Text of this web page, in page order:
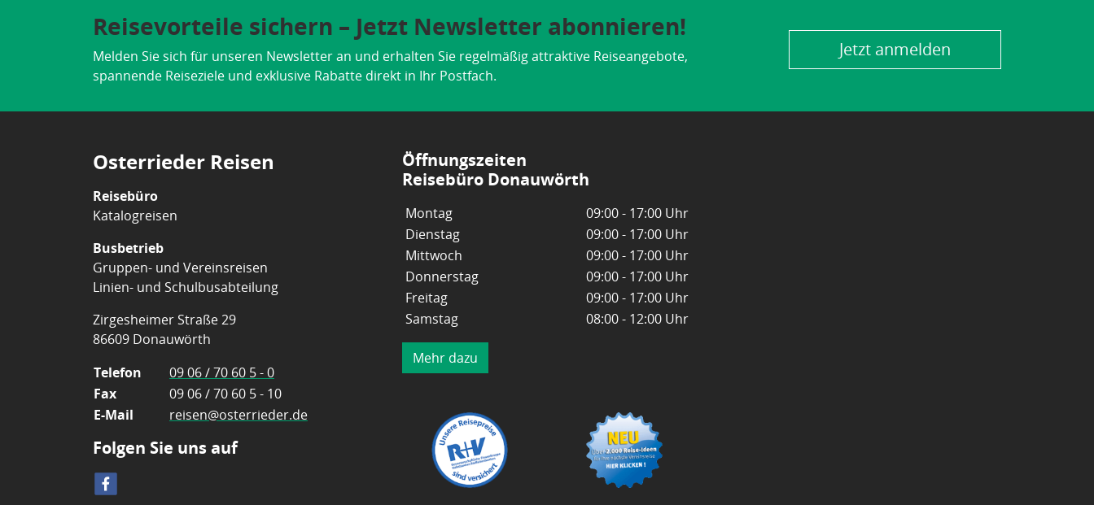
Reisevorteile sichern – Jetzt Newsletter abonnieren!
Melden Sie sich für unseren Newsletter an und erhalten Sie regelmäßig attraktive Reiseangebote,
spannende Reiseziele und exklusive Rabatte direkt in Ihr Postfach.
Jetzt anmelden
Osterrieder Reisen
Reisebüro
Katalogreisen
Busbetrieb
Gruppen- und Vereinsreisen
Linien- und Schulbusabteilung
Zirgesheimer Straße 29
86609 Donauwörth
Telefon
09 06 / 70 60 5 - 0
Fax
09 06 / 70 60 5 - 10
E-Mail
reisen@osterrieder.de
Folgen Sie uns auf
Öffnungszeiten
Reisebüro Donauwörth
Montag
09:00 - 17:00 Uhr
Dienstag
09:00 - 17:00 Uhr
Mittwoch
09:00 - 17:00 Uhr
Donnerstag
09:00 - 17:00 Uhr
Freitag
09:00 - 17:00 Uhr
Samstag
08:00 - 12:00 Uhr
Mehr dazu